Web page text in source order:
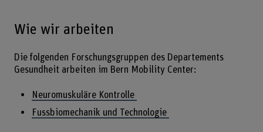
Wie wir arbeiten
Die folgenden Forschungsgruppen des Departements
Gesundheit arbeiten im Bern Mobility Center:
Neuromuskuläre Kontrolle
Fussbiomechanik und Technologie